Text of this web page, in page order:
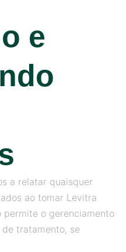
e
a relatar quaisquer
ao tomar Levitra
permite o gerenciamento
tratamento, se